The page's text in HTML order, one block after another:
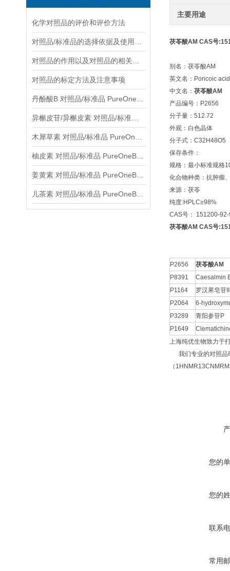
化学对照品的评价和评价方法
对照品的标定方法及注意事项
主要用途
茯苓酸AM CAS号
别名：茯苓酸AM
英文名：Poricoic
中文名： 茯苓酸AM
产品编号：P2656
分子量：512.72
外观：白色晶体
分子式：C32H48O5
保存条件：
规格：最小标准规格
化合物种类：抗肿瘤
来源：茯苓
纯度:HPLC≥98%
CAS号： 151200-
茯苓酸AM CAS号
P2656
茯苓酸AM
P8391
Caesalmin
P1164
罗汉果皂苷
P2064
6-
P3289
青阳参苷P
P1649
上海纯优生物致力于
我们专业的对照品
（
您的
您的
联系
常用